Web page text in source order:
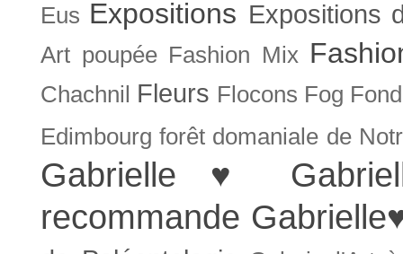
Eus Expositions Expositions
Art poupée Fashion Mix
Chachnil Fleurs Flocons Fog
Edimbourg forêt domaniale de
Gabrielle ♥
recommande